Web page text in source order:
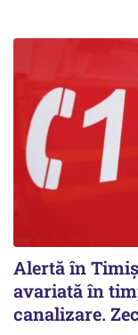
Alertă în
avariată în
canalizare.